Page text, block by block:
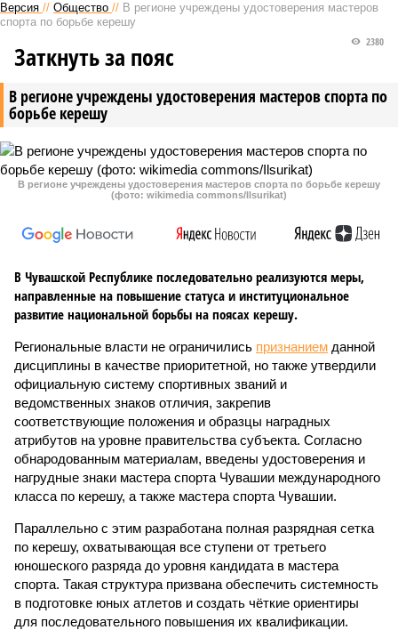
Версия // Общество // В регионе учреждены удостоверения мастеров
спорта по борьбе керешу
В регионе учреждены удостоверения мастеров спорта по
борьбе керешу
2380
Заткнуть за пояс
В регионе учреждены удостоверения мастеров спорта по борьбе керешу
(фото: wikimedia commons/Ilsurikat)
В Чувашской Республике последовательно реализуются меры,
направленные на повышение статуса и институциональное
развитие национальной борьбы на поясах керешу.
Региональные власти не ограничились признанием данной
дисциплины в качестве приоритетной, но также утвердили
официальную систему спортивных званий и
ведомственных знаков отличия, закрепив
соответствующие положения и образцы наградных
атрибутов на уровне правительства субъекта. Согласно
обнародованным материалам, введены удостоверения и
нагрудные знаки мастера спорта Чувашии международного
класса по керешу, а также мастера спорта Чувашии.
Параллельно с этим разработана полная разрядная сетка
по керешу, охватывающая все ступени от третьего
юношеского разряда до уровня кандидата в мастера
спорта. Такая структура призвана обеспечить системность
в подготовке юных атлетов и создать чёткие ориентиры
для последовательного повышения их квалификации.